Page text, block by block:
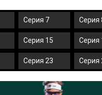
Серия 7 Серия
Серия 15 Серия
Серия 23 Серия